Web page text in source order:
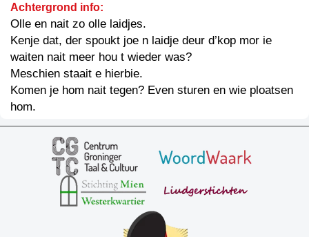
Achtergrond info:
Olle en nait zo olle laidjes.
Kenje dat, der spoukt joe n laidje deur d’kop mor ie
waiten nait meer hou t wieder was?
Meschien staait e hierbie.
Komen je hom nait tegen? Even sturen en wie ploatsen
hom.